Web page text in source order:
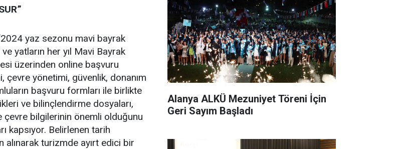
yaz sezonu mavi bayrak
yatların her yıl Mavi Bayrak
üzerinden online başvuru
çevre yönetimi, güvenlik, donanım
başvuru formları ile birlikte
ve bilinçlendirme dosyaları,
çevre bilgilerinin önemli olduğunu
kapsıyor. Belirlenen tarih
alınarak turizmde ayırt edici bir
Alanya ALKÜ Mezuniyet Töreni İçin
Geri Sayım Başladı